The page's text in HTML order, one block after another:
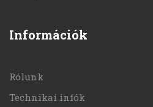
Információk
Rólunk
Technikai infók